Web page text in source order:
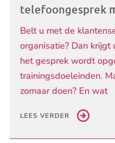
telefoongesprek
Belt u met de
organisatie? Dan krijgt
het gesprek wordt
trainingsdoeleinden.
zomaar doen? En wat
LEES VERDER